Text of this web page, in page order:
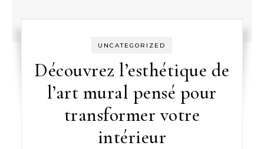
UNCATEGORIZED
Découvrez l’esthétique de
l’art mural pensé pour
transformer votre
intérieur